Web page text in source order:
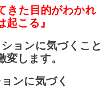
きた目的がわかれ
起こる』
ョンに気づくこと
変します。
ンに気づく